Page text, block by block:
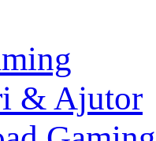
& Ajutor